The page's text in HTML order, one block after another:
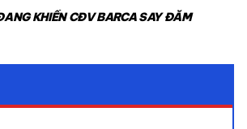
ĐANG KHIẾN CĐV BARCA SAY ĐẮM